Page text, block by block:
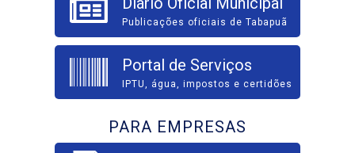
Publicações oficiais de Tabapuã
Portal de Serviços
IPTU, água, impostos e certidões
PARA EMPRESAS